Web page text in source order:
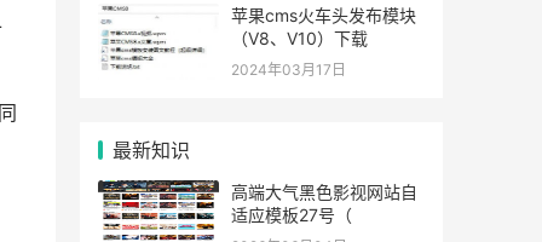
苹果cms火车头发布模块
（V8、V10）下载
2024年03月17日
最新知识
高端大气黑色影视网站自
适应模板27号（